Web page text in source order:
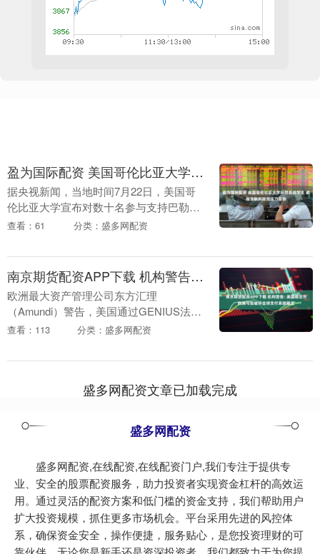
盈为国际配资 美国哥伦比亚大学惩罚反战学生 被指受联邦撤资压力妥协
据央视新闻，当地时间7月22日，美国哥
伦比亚大学宣布对数十名参与支持巴勒斯
坦示威活动的学生予以纪律处分。这一决
向该校持续施压....
查看：61 分类：盛多网配资
南京期货配资APP下载 机构警告: 美国稳定币政策可能破坏全球支付系统稳定
欧洲最大资产管理公司东方汇理
（Amundi）警告，美国通过GENIUS法案
后，以美元支持的稳定币大增，可能会导
系统的稳定。美....
查看：113 分类：盛多网配资
盛多网配资文章已加载完成
盛多网配资
盛多网配资,在线配资,在线配资门户,我们专注于提供专
业、安全的股票配资服务，助力投资者实现资金杠杆的高效运
用。通过灵活的配资方案和低门槛的资金支持，我们帮助用户
扩大投资规模，抓住更多市场机会。平台采用先进的风控体
系，确保资金安全，操作便捷，服务贴心，是您投资理财的可